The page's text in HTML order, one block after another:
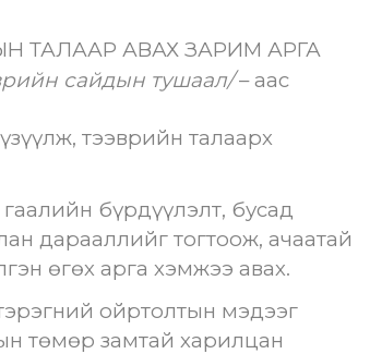
ТАЛААР АВАХ ЗАРИМ АРГА
сайдын тушаал/– аас
тээврийн талаарх
бүрдүүлэлт, бусад
дарааллийг тогтоож, ачаатай
өгөх арга хэмжээ авах.
ойртолтын мэдээг
төмөр замтай харилцан